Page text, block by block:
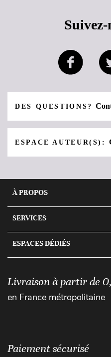
DES QUESTIONS?
ESPACE AUTEUR(S):
À PROPOS
SERVICES
ESPACES DÉDIÉS
Livraison à partir de
en France métropolitaine
Paiement sécurisé